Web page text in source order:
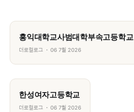
홍익대학교사범대학부속고등학교
더로컬로그 06 7월 2026
한성여자고등학교
더로컬로그 06 7월 2026